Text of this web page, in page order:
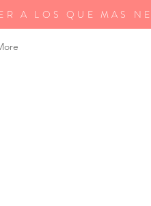
A LOS QUE MAS